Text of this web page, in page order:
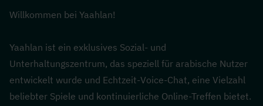
Willkommen bei Yaahlan!
Yaahlan ist ein exklusives Sozial- und
Unterhaltungszentrum, das speziell für arabische Nutzer
entwickelt wurde und Echtzeit-Voice-Chat, eine Vielzahl
beliebter Spiele und kontinuierliche Online-Treffen bietet.